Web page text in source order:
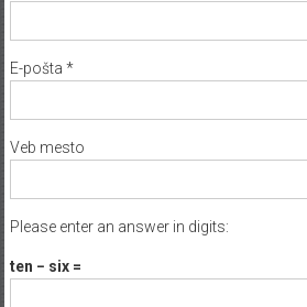
E-pošta *
Veb mesto
Please enter an answer in digits:
ten − six =